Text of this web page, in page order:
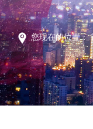
您现在的位置：